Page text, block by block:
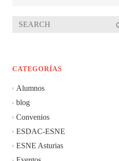
CATEGORÍAS
Alumnos
blog
Convenios
ESDAC-ESNE
ESNE Asturias